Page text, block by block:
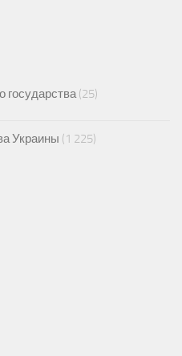
государства(25)
Украины (1 225)